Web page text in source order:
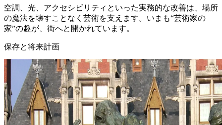
空調、光、アクセシビリティといった実務的な改善は、場所
の魔法を壊すことなく芸術を支えます。いまも“芸術家の
家”の趣が、街へと開かれています。
保存と将来計画